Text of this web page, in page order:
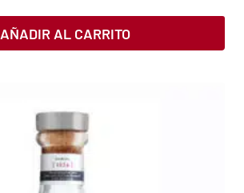
AÑADIR AL CARRITO